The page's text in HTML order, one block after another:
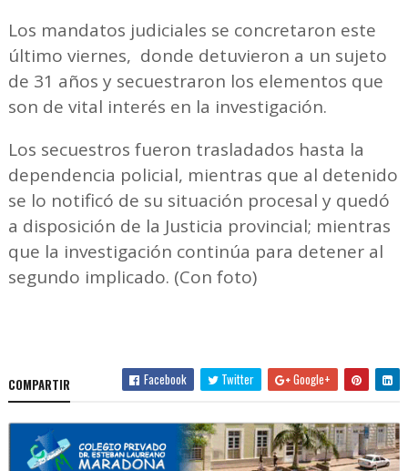
Los mandatos judiciales se concretaron este
último viernes, donde detuvieron a un sujeto
de 31 años y secuestraron los elementos que
son de vital interés en la investigación.
Los secuestros fueron trasladados hasta la
dependencia policial, mientras que al detenido
se lo notificó de su situación procesal y quedó
a disposición de la Justicia provincial; mientras
que la investigación continúa para detener al
segundo implicado. (Con foto)
COMPARTIR Facebook Twitter Google+